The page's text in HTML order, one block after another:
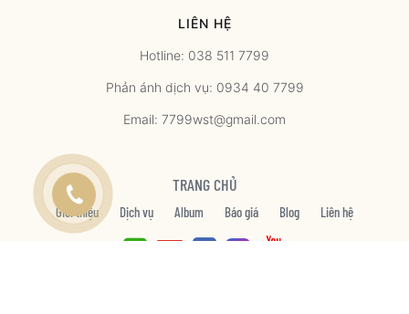
LIÊN HỆ
Hotline: 038 511 7799
Phản ánh dịch vụ: 0934 40 7799
Email: 7799wst@gmail.com
TRANG CHỦ
Giới thiệu Dịch vụ Album Báo giá Blog Liên hệ